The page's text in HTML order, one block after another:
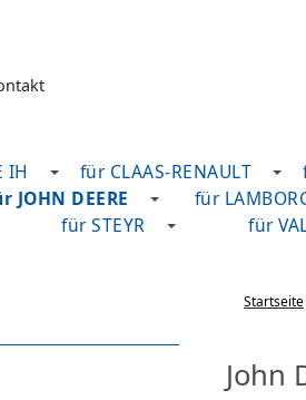
IH für CLAAS-RENAULT
JOHN DEERE für
für STEYR für
Startseite
John